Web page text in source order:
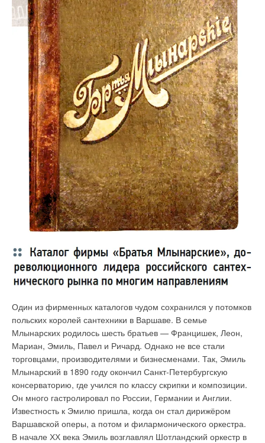
Один из фирменных каталогов чудом сохранился у потомков
польских королей сантехники в Варшаве. В семье
Млынарских родилось шесть братьев — Францишек, Леон,
Мариан, Эмиль, Павел и Ричард. Однако не все стали
торговцами, производителями и бизнесменами. Так, Эмиль
Млынарский в 1890 году окончил Санкт-Петербургскую
консерваторию, где учился по классу скрипки и композиции.
Он много гастролировал по России, Германии и Англии.
Известность к Эмилю пришла, когда он стал дирижёром
Варшавской оперы, а потом и филармонического оркестра.
В начале ХХ века Эмиль возглавлял Шотландский оркестр в
Вначале определимся, о какой воде пойдёт речь. В первую
очередь, конечно, о той, которая заполняет и подпитывает
отопительный контур. Представитель сервисной службы
может заправить в систему специально подготовленную
воду, так как при эксплуатации её объём ограничен. Гораздо
более комплексная задача — обеспечить стабильное
качество воды, используемой для горячего водоснабжения.
Особенно если мы рассматриваем систему отопления
загородного дома, где источник воды — колодец или
скважина.
Как водопроводная, так и скважинная вода могут содержать в
себе три группы нежелательных примесей:
нерастворимые компоненты, в частности, песок или
глину;
соли кальция и магния или соли жёсткости, которые
образуют накипь;
примеси, повышающие коррозионную активность воды,
системе?
1. Грязь засоряет систему.
Нерастворимые компоненты
способны напрямую вызывать грубые поломки, засоры и
механические повреждения, выход из строя отдельных
агрегатов, например, циркуляционных насосов. При монтаже
нового котла в уже эксплуатируемую отопительную систему в
него могут попасть дополнительные загрязнения и
скопившиеся отложения. Котёл должен быть надёжно
защищён от них.